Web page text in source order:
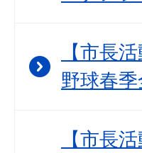
【市長
野球春
【市長